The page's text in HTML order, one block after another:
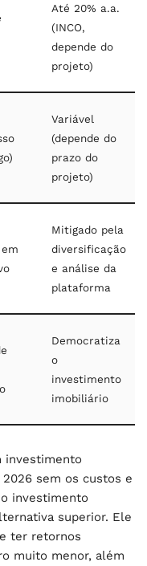
Até 20% a.a.
(INCO,
depende do
projeto)
Variável
(depende do
prazo do
projeto)
Mitigado pela
diversificação
e análise da
plataforma
Democratiza
o
investimento
imobiliário
investimento
sem os custos e
investimento
superior. Ele
ter retornos
muito menor, além